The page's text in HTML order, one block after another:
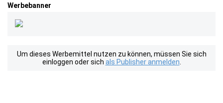
Werbebanner
Um dieses Werbemittel nutzen zu können, müssen Sie sich
einloggen oder sich als Publisher anmelden